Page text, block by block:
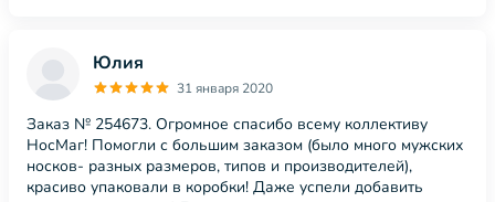
Юлия
31 января 2020
Заказ № 254673. Огромное спасибо всему коллективу
НосМаг! Помогли с большим заказом (было много мужских
носков- разных размеров, типов и производителей),
красиво упаковали в коробки! Даже успели добавить